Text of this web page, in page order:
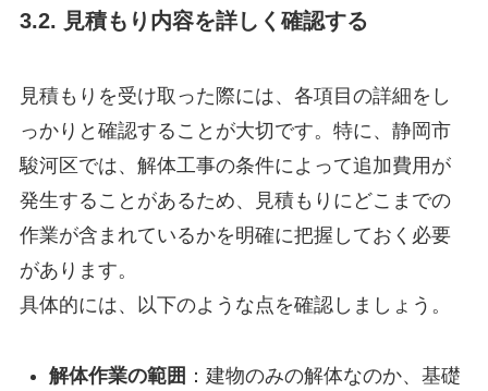
3.2. 見積もり内容を詳しく確認する
見積もりを受け取った際には、各項目の詳細をし
っかりと確認することが大切です。特に、静岡市
駿河区では、解体工事の条件によって追加費用が
発生することがあるため、見積もりにどこまでの
作業が含まれているかを明確に把握しておく必要
があります。
具体的には、以下のような点を確認しましょう。
解体作業の範囲 ：建物のみの解体なのか、基礎